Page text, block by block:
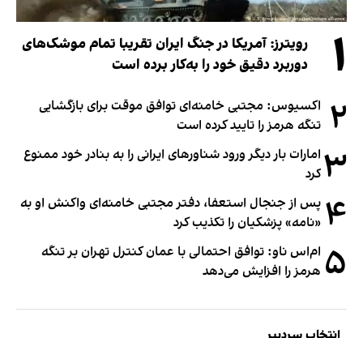
۱
رویترز: آمریکا در جنگ ایران تقریبا تمام موشک‌های
دوربرد دقیق خود را به‌کار برده است
۲ اکسیوس: مجتبی خامنه‌ای توافق موقت برای بازگشایی
تنگه هرمز را تایید کرده است
۳ امارات بار دیگر ورود شناورهای ایرانی را به بنادر خود ممنوع
کرد
۴ پس از جنجال استعفا، دفتر مجتبی خامنه‌ای واکنش او به
«نامه» پزشکیان را تکذیب کرد
۵ ام‌اس ناو: توافق احتمالی با عمان کنترل تهران بر تنگه
هرمز را افزایش می‌دهد